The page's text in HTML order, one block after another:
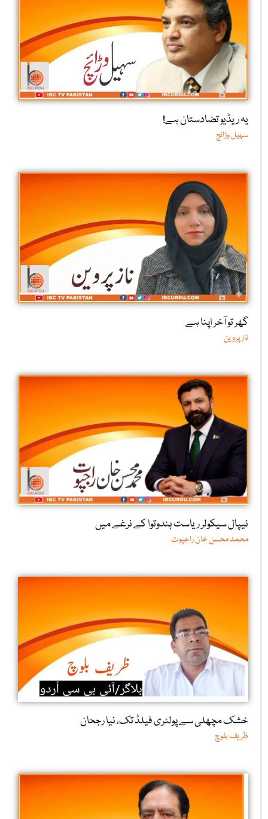
یہ ریڈیو تضادستان ہے!
سہیل وڑائچ
گھر تو آخر اپنا ہے
ناز پروین
نیپال سیکولر ریاست ہندوتوا کے نرغے میں
محمد محسن خان راجپوت
خشک مچھلی سے پولٹری فیلڈ تک، نیا رجحان
ظریف بلوچ